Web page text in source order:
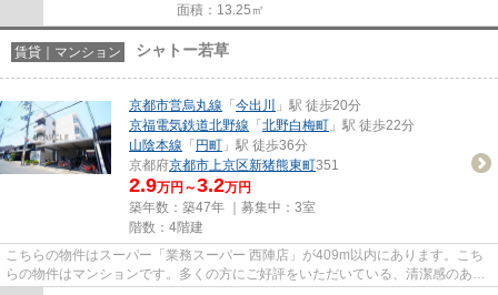
面積：13.25㎡
賃貸｜マンション シャトー若草
京都市営烏丸線 「 今出川
」駅 徒歩20分
京福電気鉄道北野線 「 北野白梅町 」駅 徒歩22分
山陰本線 「 円町 」駅 徒歩36分
京都府京都市上京区新猪熊東町351
2.9万円～3.2万円
築年数：築47年 ｜募集中： 3室
階数：4階建
こちらの物件はスーパー「業務スーパー 西陣店」が409m以内にあります。こち
らの物件はマンションです。多くの方にご好評をいただいている、清潔感のある